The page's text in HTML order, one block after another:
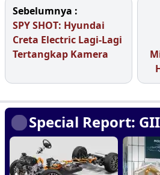
Sebelumnya :
SPY SHOT: Hyundai
Creta Electric Lagi-Lagi
Tertangkap Kamera
Special Report: